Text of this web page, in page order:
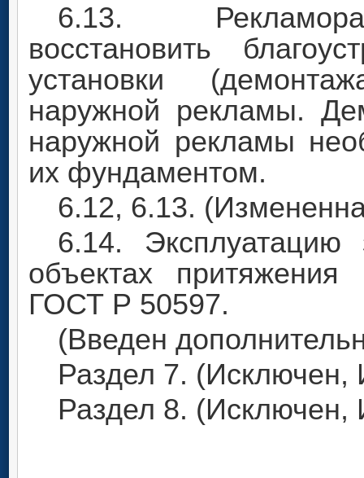
6.13.
восстановить
установки
наружной рекламы.
наружной рекламы
их фундаментом.
6.12, 6.13.
6.14.
объектах
ГОСТ Р 50597.
(Введен
Раздел 7. (Исключен,
Раздел 8. (Исключен,